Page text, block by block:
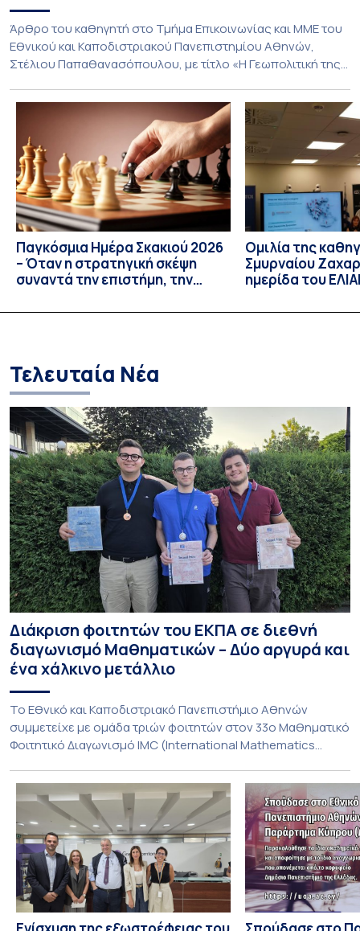
Άρθρο του καθηγητή στο Τμήμα Επικοινωνίας και ΜΜΕ του
Εθνικού και Καποδιστριακού Πανεπιστημίου Αθηνών,
Στέλιου Παπαθανασόπουλου, με τίτλο «Η Γεωπολιτική της
Αρπαγής (ΤΑ ΝΕΑ) Για δεκαετίες, η παραδοσιακή
διπλωματική ανάλυση βασιζόταν σε μια απλή, σχεδόν
αξιωματική παραδοχή: τα κράτη δρουν στη διεθνή σκηνή,
ενεργούν ως ορθολογικοί παράγοντες […]
Παγκόσμια Ημέρα Σκακιού 2026
– Όταν η στρατηγική σκέψη
συναντά την επιστήμη, την
Ομιλία της
Σμυρναίου
ημερίδα του
Κατανοώντας
Τελευταία Νέα
Διάκριση φοιτητών του ΕΚΠΑ σε διεθνή
διαγωνισμό Μαθηματικών – Δύο αργυρά και
ένα χάλκινο μετάλλιο
To Εθνικό και Καποδιστριακό Πανεπιστήμιο Αθηνών
συμμετείχε με ομάδα τριών φοιτητών στον 33ο Μαθηματικό
Φοιτητικό Διαγωνισμό IMC (International Mathematics
Ιουλίου στο Blagoevgrad της Βουλγαρίας. Σε αυτόν
συμμετείχαν 447 φοιτητές εκπροσωπώντας 135
πανεπιστήμια από 46 χώρες. Από την Ελλάδα, συμμετείχαν
επίσης το Εθνικό Μετσόβιο Πολυτεχνείο, το Αριστοτέλειο
Πανεπιστήμιο […]